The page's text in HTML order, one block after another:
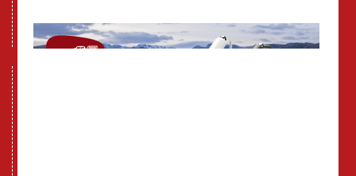
GPDR - Optagelse af foto og video